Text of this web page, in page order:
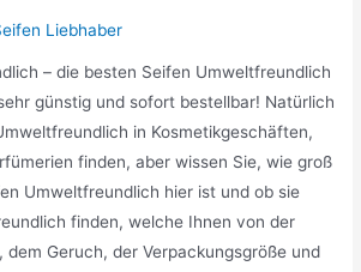
Liebhaber
– die besten Seifen Umweltfreundlich
günstig und sofort bestellbar! Natürlich
in Kosmetikgeschäften,
finden, aber wissen Sie, wie groß
Umweltfreundlich hier ist und ob sie
finden, welche Ihnen von der
dem Geruch, der Verpackungsgröße und